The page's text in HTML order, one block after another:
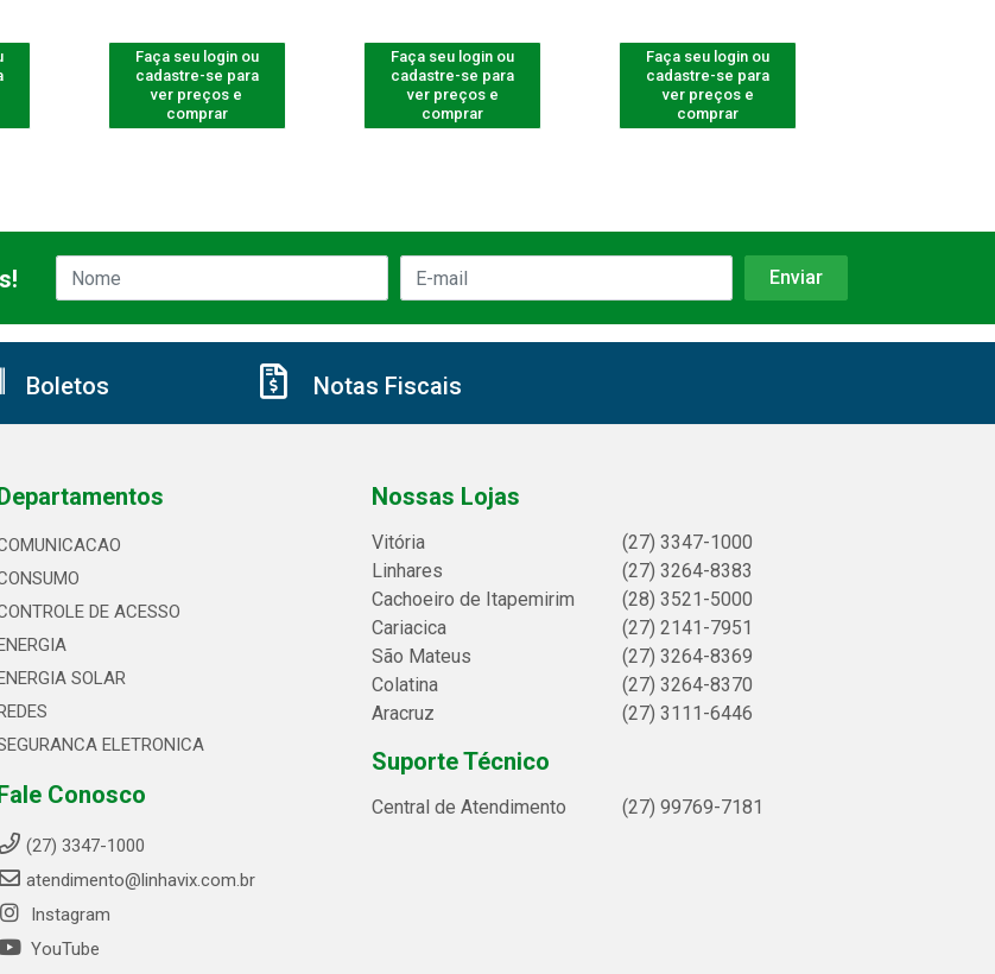
Faça seu login ou
cadastre-se para
ver preços e
comprar
Faça seu login ou
cadastre-se para
ver preços e
comprar
Faça seu login ou
cadastre-se para
ver preços e
comprar
Boletos Notas Fiscais
DE ACESSO
SOLAR
ELETRONICA
Conosco
(27) 3347-1000
atendimento@linhavix.com.br
Instagram
YouTube
Nossas Lojas
Vitória
(27) 3347-1000
Linhares
(27) 3264-8383
Cachoeiro de Itapemirim
(28) 3521-5000
Cariacica
(27) 2141-7951
São Mateus
(27) 3264-8369
Colatina
(27) 3264-8370
Aracruz
(27) 3111-6446
Suporte Técnico
Central de Atendimento (27) 99769-7181